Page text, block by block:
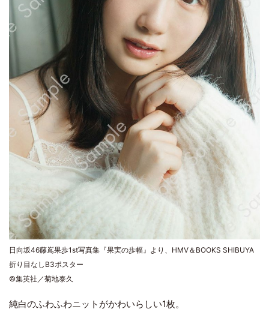
日向坂46藤嶌果歩1st写真集『果実の歩幅』より、HMV＆BOOKS SHIBUYA
折り目なしB3ポスター
©集英社／菊地泰久
純白のふわふわニットがかわいらしい1枚。